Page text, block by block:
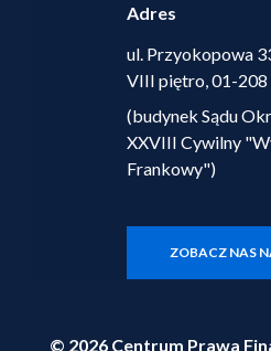
Adres
ul. Przyokopowa
VIII piętro, 01-208
(budynek Sądu
XXVIII Cywilny
Frankowy")
ZOBACZ NAS
© 2026 Centrum Prawa